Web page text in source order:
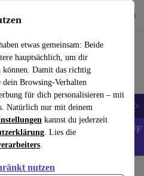
etwas gemeinsam: Beide
hauptsächlich, um dir
können. Damit das richtig
Browsing-Verhalten
für dich personalisieren – mit
Natürlich nur mit deinem
kannst du jederzeit
. Lies die
.
nutzen
Tablets Smartwatches Zubehör
und iPads – Code: BACK5OFF